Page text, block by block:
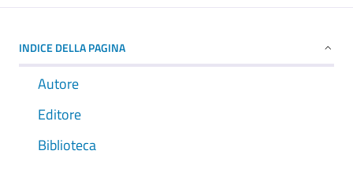
INDICE DELLA PAGINA
Autore
Editore
Biblioteca